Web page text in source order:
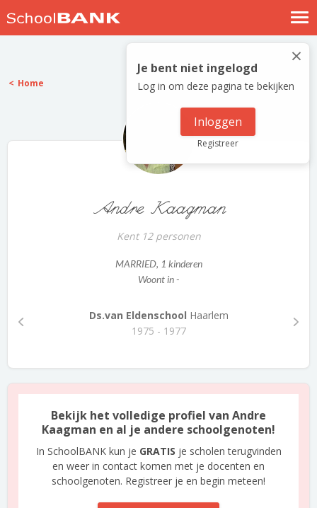
Nostalgische verhalen
Log in
Meld je gratis aan
×
Je bent niet ingelogd
Log in om deze pagina te bekijken
Inloggen
Registreer
Home
Andre Kaagman
Kent 12 personen
MARRIED, 1 kinderen
Woont in -
Ds.van Eldenschool Haarlem
1975 - 1977
Bekijk het volledige profiel van Andre
Kaagman en al je andere schoolgenoten!
In SchoolBANK kun je GRATIS je scholen terugvinden
en weer in contact komen met je docenten en
schoolgenoten. Registreer je en begin meteen!